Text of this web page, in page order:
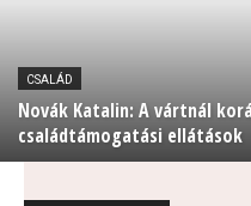
CSALÁD
Novák Katalin: A vártnál
családtámogatási ellátások